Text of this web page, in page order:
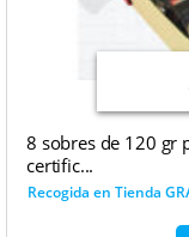
8 sobres de 120 gr
certific...
Recogida en Tienda